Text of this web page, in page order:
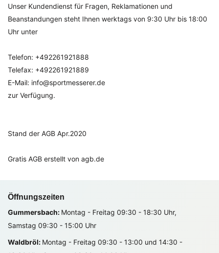
Unser Kundendienst für Fragen, Reklamationen und
Beanstandungen steht Ihnen werktags von 9:30 Uhr bis 18:00
Uhr unter
Telefon: +492261921888
Telefax: +492261921889
E-Mail: info@sportmesserer.de
zur Verfügung.
Stand der AGB Apr.2020
Gratis AGB erstellt von agb.de
Öffnungszeiten
Gummersbach: Montag - Freitag 09:30 - 18:30 Uhr,
Samstag 09:30 - 15:00 Uhr
Waldbröl: Montag - Freitag 09:30 - 13:00 und 14:30 -